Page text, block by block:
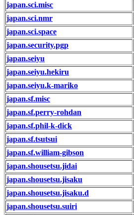
japan.sci.misc
japan.sci.nmr
japan.sci.space
japan.security.pgp
japan.seiyu
japan.seiyu.hekiru
japan.seiyu.k-mariko
japan.sf.misc
japan.sf.perry-rohdan
japan.sf.phil-k-dick
japan.sf.tsutsui
japan.sf.william-gibson
japan.shousetsu.jidai
japan.shousetsu.jisaku
japan.shousetsu.jisaku.d
japan.shousetsu.suiri